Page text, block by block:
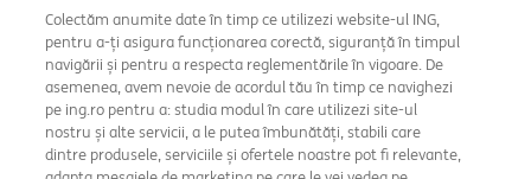
Colectăm anumite date în timp ce utilizezi website-ul ING,
pentru a-ți asigura funcționarea corectă, siguranță în timpul
navigării și pentru a respecta reglementările în vigoare. De
asemenea, avem nevoie de acordul tău în timp ce navighezi
pe ing.ro pentru a: studia modul în care utilizezi site-ul
nostru și alte servicii, a le putea îmbunătăți, stabili care
dintre produsele, serviciile și ofertele noastre pot fi relevante,